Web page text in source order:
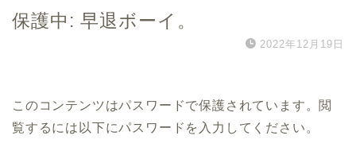
保護中: 早退ボーイ。
2022年12月19日
このコンテンツはパスワードで保護されています。閲
覧するには以下にパスワードを入力してください。